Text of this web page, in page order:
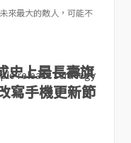
來最大的敵人，可能不
史上最長壽旗
寫手機更新節